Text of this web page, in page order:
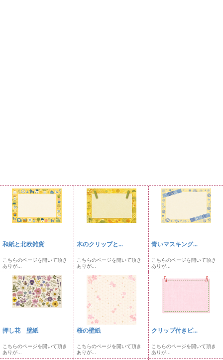
和紙と北欧雑貨
こちらのページを開いて頂き
ありが...
木のクリップと...
こちらのページを開いて頂き
ありが...
青いマスキング...
こちらのページを開いて頂き
ありが...
押し花 壁紙
こちらのページを開いて頂き
ありが...
桜の壁紙
こちらのページを開いて頂き
ありが...
クリップ付きピ...
こちらのページを開いて頂き
ありが...